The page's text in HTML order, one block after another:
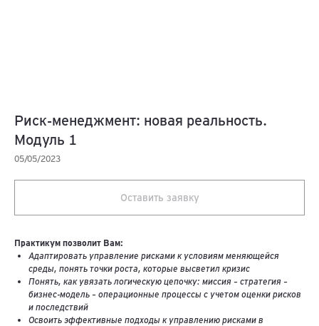
Риск-менеджмент: новая реальность.
Модуль 1
05/05/2023
Оставить заявку
Практикум позволит Вам:
Адаптировать управление рисками к условиям меняющейся
среды, понять точки роста, которые высветил кризис
Понять, как увязать логическую цепочку: миссия – стратегия –
бизнес-модель – операционные процессы с учетом оценки рисков
и последствий
Освоить эффективные подходы к управлению рисками в